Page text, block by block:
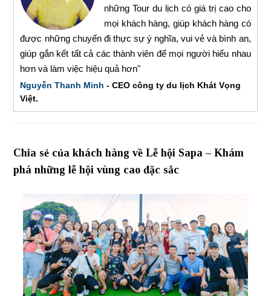
những Tour du lịch có giá trị cao cho
mọi khách hàng, giúp khách hàng có
được những chuyến đi thực sự ý nghĩa, vui vẻ và bình an,
giúp gắn kết tất cả các thành viên để mọi người hiểu nhau
hơn và làm việc hiệu quả hơn"
Nguyễn Thanh Minh - CEO công ty du lịch Khát Vọng
Việt.
Chia sẻ của khách hàng về Lễ hội Sapa – Khám
phá những lễ hội vùng cao đặc sắc